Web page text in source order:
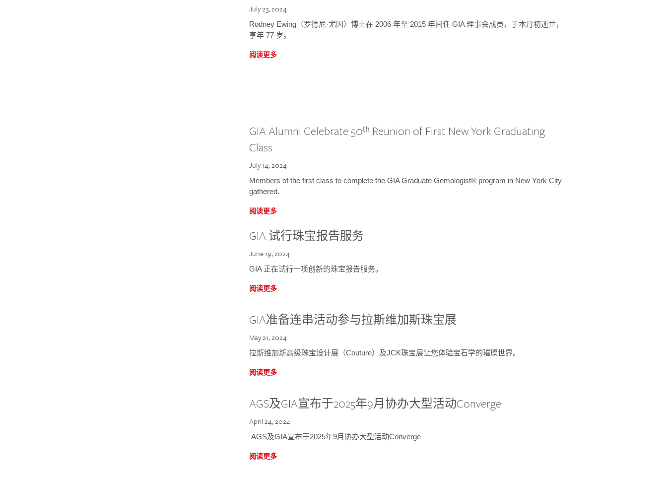
July 23, 2024
Rodney Ewing（罗德尼·尤因）博士在 2006 年至 2015 年间任 GIA 理事会成员，于本月初逝世，
享年 77 岁。
阅读更多
GIA Alumni Celebrate 50ᵗʰ Reunion of First New York Graduating
Class
July 14, 2024
Members of the first class to complete the GIA Graduate Gemologist® program in New York City
gathered.
阅读更多
GIA 试行珠宝报告服务
June 19, 2024
GIA 正在试行一项创新的珠宝报告服务。
阅读更多
GIA准备连串活动参与拉斯维加斯珠宝展
May 21, 2024
拉斯维加斯高级珠宝设计展（Couture）及JCK珠宝展让您体验宝石学的璀璨世界。
阅读更多
AGS及GIA宣布于2025年9月协办大型活动Converge
April 24, 2024
AGS及GIA宣布于2025年9月协办大型活动Converge
阅读更多